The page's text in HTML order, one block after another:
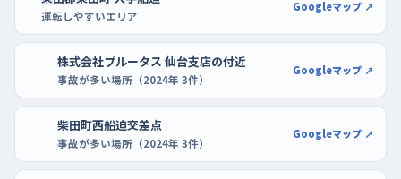
運転しやすいエリア
Googleマップ ↗
株式会社プルータス 仙台支店の付近
事故が多い場所（2024年 3件）
Googleマップ ↗
柴田町西船迫交差点
事故が多い場所（2024年 3件）
Googleマップ ↗